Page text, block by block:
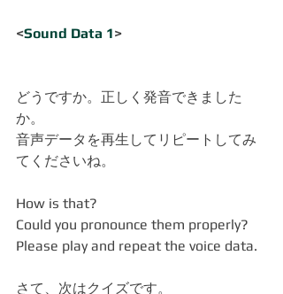
<Sound Data 1>
どうですか。正しく発音できました
か。
音声データを再生してリピートしてみ
てくださいね。
How is that?
Could you pronounce them properly?
Please play and repeat the voice data.
さて、次はクイズです。